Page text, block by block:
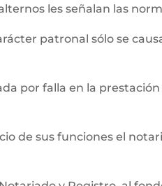
les señalan las
patronal sólo se
por falla en la
de sus funciones el